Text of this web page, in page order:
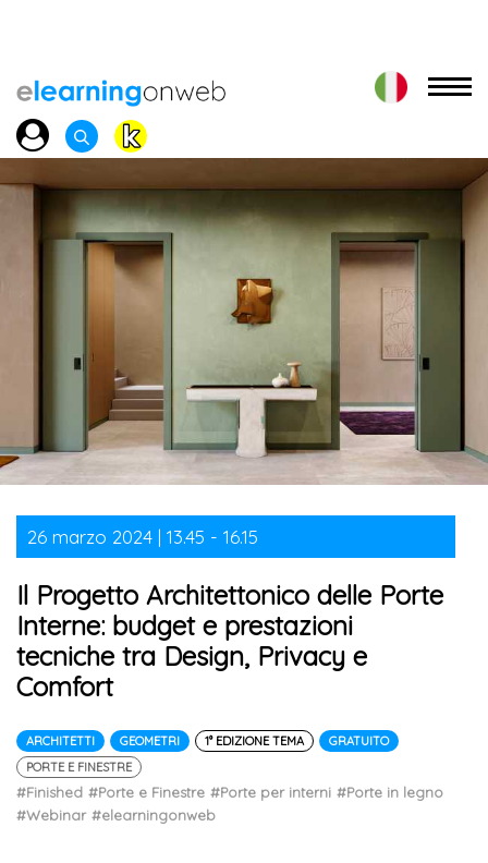
26 marzo 2024 | 13.45 - 16.15
Il Progetto Architettonico delle Porte
Interne: budget e prestazioni
tecniche tra Design, Privacy e
Comfort
ARCHITETTI GEOMETRI 1° EDIZIONE TEMA
GRATUITO
PORTE E FINESTRE
#Finished #Porte e Finestre #Porte per interni #Porte in legno
#Webinar #elearningonweb